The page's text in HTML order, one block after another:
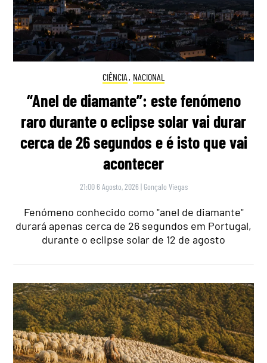
CIÊNCIA , NACIONAL
“Anel de diamante”: este fenómeno
raro durante o eclipse solar vai durar
cerca de 26 segundos e é isto que vai
acontecer
21:00 6 Agosto, 2026 | Gonçalo Viegas
Fenómeno conhecido como "anel de diamante"
durará apenas cerca de 26 segundos em Portugal,
durante o eclipse solar de 12 de agosto